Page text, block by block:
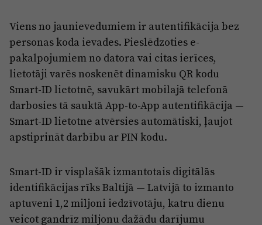
Viens no jaunievedumiem ir autentifikācija bez
personas koda ievades. Pieslēdzoties e-
pakalpojumiem no datora vai citas ierīces,
lietotāji varēs noskenēt dinamisku QR kodu
Smart-ID lietotnē, savukārt mobilajā telefonā
darbosies tā sauktā App-to-App autentifikācija —
Smart-ID lietotne atvērsies automātiski, ļaujot
apstiprināt darbību ar PIN kodu.
Smart-ID ir visplašāk izmantotais digitālās
identifikācijas rīks Baltijā — Latvijā to izmanto
aptuveni 1,2 miljoni iedzīvotāju, katru dienu
veicot gandrīz miljonu dažādu darījumu